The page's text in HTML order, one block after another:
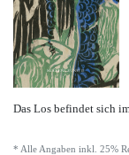
Das Los befindet sich
* Alle Angaben inkl. 25%